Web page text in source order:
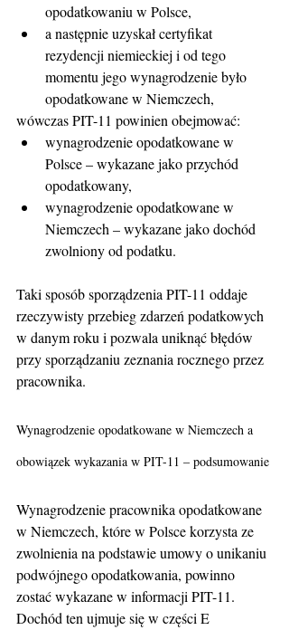
opodatkowaniu w Polsce,
a następnie uzyskał certyfikat
rezydencji niemieckiej i od tego
momentu jego wynagrodzenie było
opodatkowane w Niemczech,
wówczas PIT-11 powinien obejmować:
wynagrodzenie opodatkowane w
Polsce – wykazane jako przychód
opodatkowany,
wynagrodzenie opodatkowane w
Niemczech – wykazane jako dochód
zwolniony od podatku.
Taki sposób sporządzenia PIT-11 oddaje
rzeczywisty przebieg zdarzeń podatkowych
w danym roku i pozwala uniknąć błędów
przy sporządzaniu zeznania rocznego przez
pracownika.
Wynagrodzenie opodatkowane w Niemczech a
obowiązek wykazania w PIT-11 – podsumowanie
Wynagrodzenie pracownika opodatkowane
w Niemczech, które w Polsce korzysta ze
zwolnienia na podstawie umowy o unikaniu
podwójnego opodatkowania, powinno
zostać wykazane w informacji PIT-11.
Dochód ten ujmuje się w części E